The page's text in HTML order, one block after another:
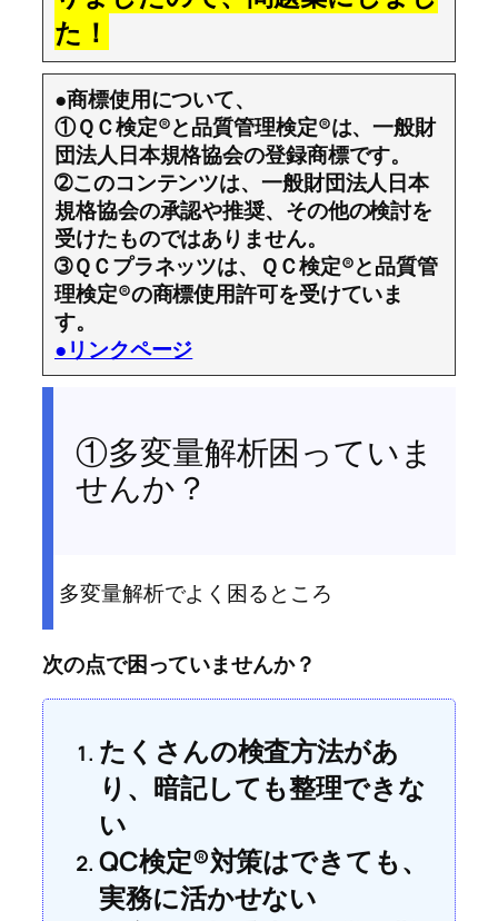
た！
●商標使用について、
①ＱＣ検定®と品質管理検定®は、一般財
団法人日本規格協会の登録商標です。
➁このコンテンツは、一般財団法人日本
規格協会の承認や推奨、その他の検討を
受けたものではありません。
➂ＱＣプラネッツは、ＱＣ検定®と品質管
理検定®の商標使用許可を受けていま
す。
●リンクページ
①多変量解析困っていま
せんか？
多変量解析でよく困るところ
次の点で困っていませんか？
たくさんの検査方法があ
り、暗記しても整理できな
い
QC検定®対策はできても、
実務に活かせない